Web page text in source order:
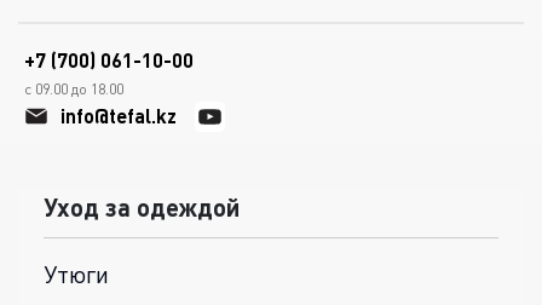
+7 (700) 061-10-00
с 09.00 до 18.00
info@tefal.kz
Уход за одеждой
Утюги